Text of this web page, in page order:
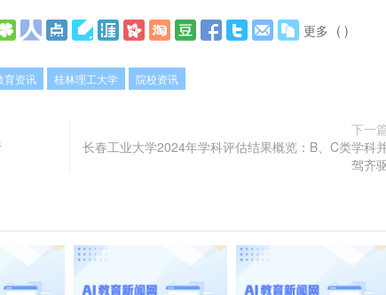
更多 ( )
育资讯 桂林理工大学 院校资讯
下一
长春工业大学2024年学科评估结果概览：B、C类学科
驾齐